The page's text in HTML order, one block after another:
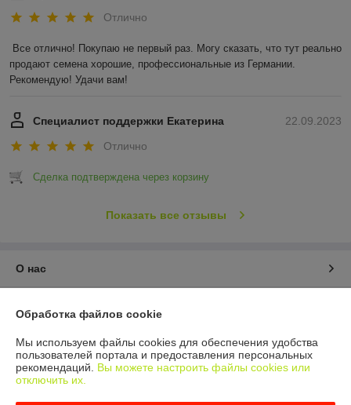
Отлично
Все отлично! Покупаю не первый раз. Могу сказать, что тут реально
продают семена хорошие, профессиональные из Германии.
Рекомендую! Удачи вам!
22.09.2023
Специалист поддержки Екатерина
Отлично
Сделка подтверждена через корзину
Показать все отзывы
О нас
Доставка и оплата
График работы
Обработка файлов cookie
Мы используем файлы cookies для обеспечения удобства
пользователей портала и предоставления персональных
рекомендаций. Вы можете настроить файлы cookies или
отключить их.